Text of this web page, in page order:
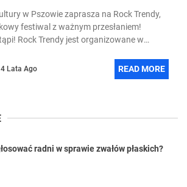
w Pszowie zaprasza na Rock Trendy,
festiwal z ważnym przesłaniem!
Rock Trendy jest organizowane w
4 Lata Ago READ MORE
radni w sprawie zwałów płaskich?